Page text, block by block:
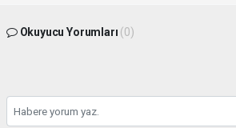
Okuyucu Yorumları (0)